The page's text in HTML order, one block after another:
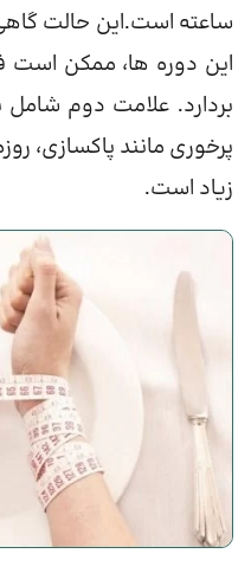
ساعته است.این حالت
این دوره ها، ممکن است
بردارد. علامت دوم شامل
پرخوری مانند پاکسازی،
زیاد است.